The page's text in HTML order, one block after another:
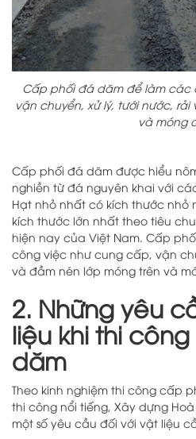
Cấp phối đá dăm để làm các
vận chuyển, xử lý, tưới nước,
và móng
Cấp phối đá dăm được hiểu
nghiền từ đá nguyên khai với
Hạt nhỏ nhất có kích thước nhỏ
kích thước lớn nhất theo tiêu
hiện nay của Việt Nam. Cấp
công việc như cung cấp, vận
và đầm nén lớp móng trên và
2. Những yêu
liệu khi thi
dăm
Theo kinh nghiệm thi công cấp
thi công nổi tiếng, Xây dựng
một số yêu cầu đối với vật liệu